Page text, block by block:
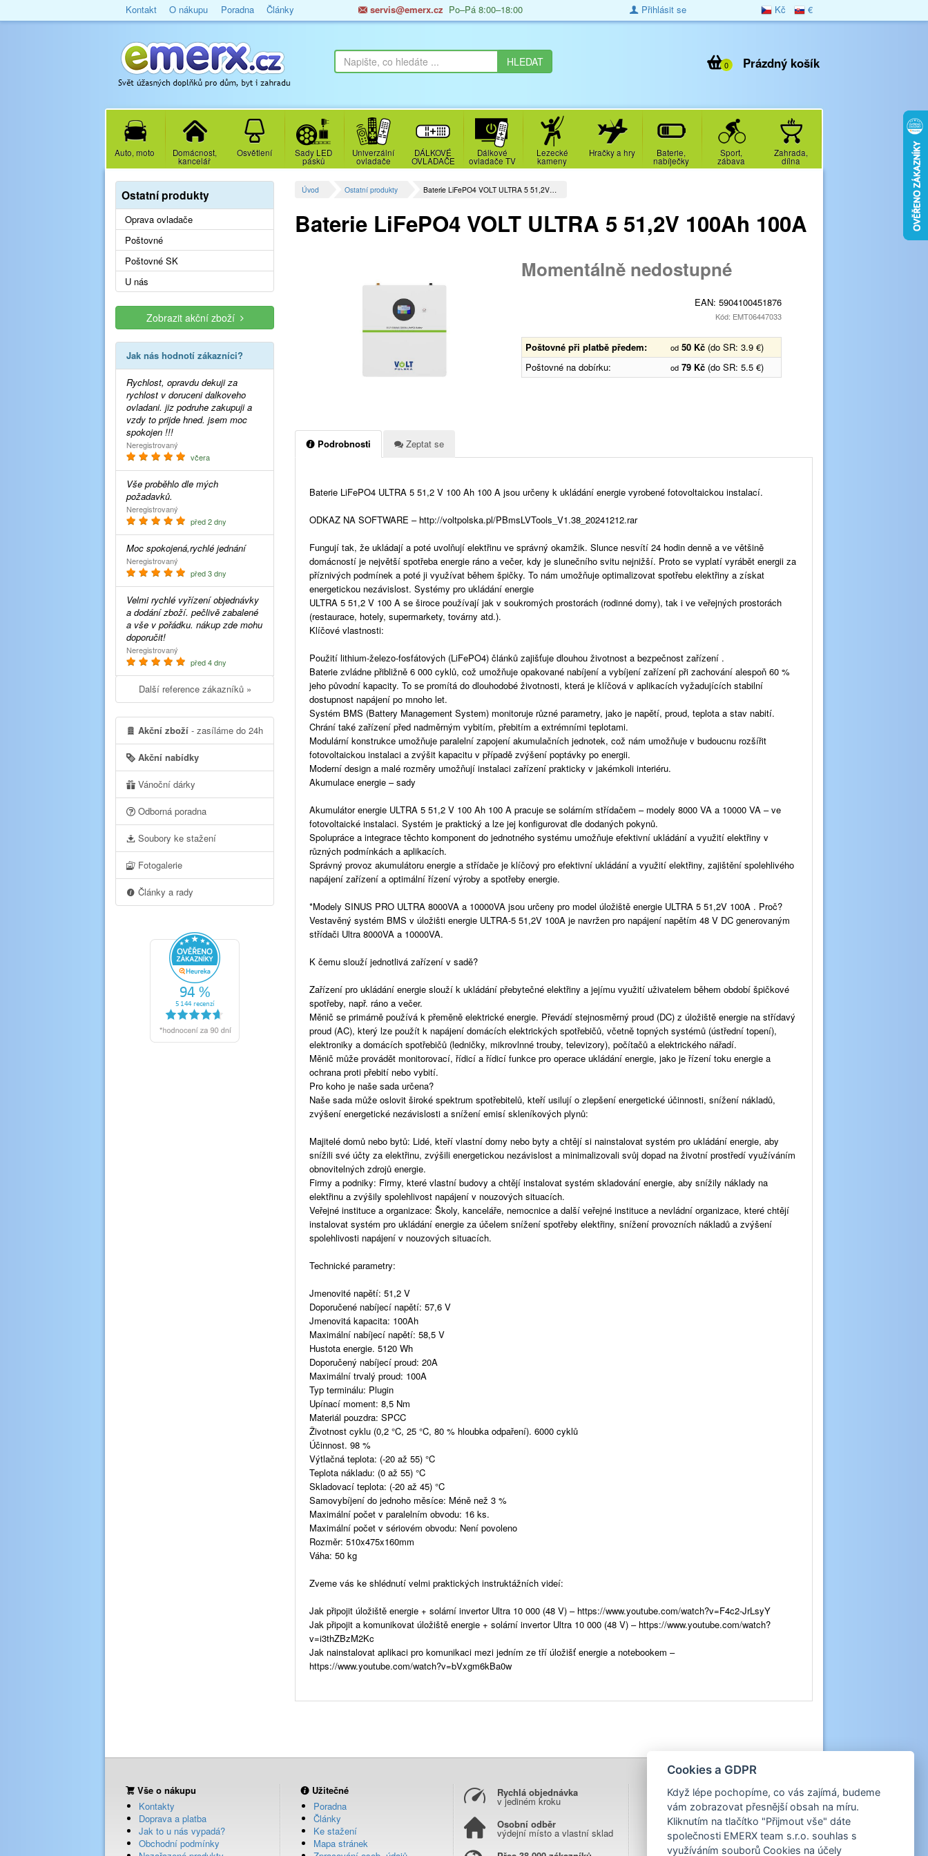
Kontakt O nákupu Poradna Články servis@emerx.cz Po–Pá 8:00–18:00 Kč €
Přihlásit se
Prázdný košík
0
Auto, moto Domácnost,
kancelář
Osvětlení Sady LED
pásků
Univerzální
ovladače
DÁLKOVÉ
OVLADAČE
Dálkové
ovladače TV
Lezecké
kameny
Hračky a hry Baterie,
nabíječky
Sport,
zábava
Zahrada,
dílna
Úvod Ostatní produkty Baterie LiFePO4 VOLT ULTRA 5 51,2V…
Baterie LiFePO4 VOLT ULTRA 5 51,2V 100Ah 100A
Momentálně nedostupné
EAN: 5904100451876
Kód: EMT06447033
Poštovné při platbě předem: od 50 Kč (do SR: 3.9 €)
Poštovné na dobírku:
od 79 Kč (do SR: 5.5 €)
Podrobnosti Zeptat se
Baterie LiFePO4 ULTRA 5 51,2 V 100 Ah 100 A jsou určeny k ukládání energie vyrobené fotovoltaickou instalací.
ODKAZ NA SOFTWARE – http://voltpolska.pl/PBmsLVTools_V1.38_20241212.rar
Fungují tak, že ukládají a poté uvolňují elektřinu ve správný okamžik. Slunce nesvítí 24 hodin denně a ve většině
domácností je největší spotřeba energie ráno a večer, kdy je slunečního svitu nejnižší. Proto se vyplatí vyrábět energii za
příznivých podmínek a poté ji využívat během špičky. To nám umožňuje optimalizovat spotřebu elektřiny a získat
energetickou nezávislost. Systémy pro ukládání energie
ULTRA 5 51,2 V 100 A se široce používají jak v soukromých prostorách (rodinné domy), tak i ve veřejných prostorách
(restaurace, hotely, supermarkety, továrny atd.).
Klíčové vlastnosti:
Použití lithium-železo-fosfátových (LiFePO4) článků zajišťuje dlouhou životnost a bezpečnost zařízení .
Baterie zvládne přibližně 6 000 cyklů, což umožňuje opakované nabíjení a vybíjení zařízení při zachování alespoň 60 %
jeho původní kapacity. To se promítá do dlouhodobé životnosti, která je klíčová v aplikacích vyžadujících stabilní
dostupnost napájení po mnoho let.
Systém BMS (Battery Management System) monitoruje různé parametry, jako je napětí, proud, teplota a stav nabití.
Chrání také zařízení před nadměrným vybitím, přebitím a extrémními teplotami.
Modulární konstrukce umožňuje paralelní zapojení akumulačních jednotek, což nám umožňuje v budoucnu rozšířit
fotovoltaickou instalaci a zvýšit kapacitu v případě zvýšení poptávky po energii.
Moderní design a malé rozměry umožňují instalaci zařízení prakticky v jakémkoli interiéru.
Akumulace energie – sady
Akumulátor energie ULTRA 5 51,2 V 100 Ah 100 A pracuje se solárním střídačem – modely 8000 VA a 10000 VA – ve
fotovoltaické instalaci. Systém je praktický a lze jej konfigurovat dle dodaných pokynů.
Spolupráce a integrace těchto komponent do jednotného systému umožňuje efektivní ukládání a využití elektřiny v
různých podmínkách a aplikacích.
Správný provoz akumulátoru energie a střídače je klíčový pro efektivní ukládání a využití elektřiny, zajištění spolehlivého
napájení zařízení a optimální řízení výroby a spotřeby energie.
*Modely SINUS PRO ULTRA 8000VA a 10000VA jsou určeny pro model úložiště energie ULTRA 5 51,2V 100A . Proč?
Vestavěný systém BMS v úložišti energie ULTRA-5 51,2V 100A je navržen pro napájení napětím 48 V DC generovaným
střídači Ultra 8000VA a 10000VA.
K čemu slouží jednotlivá zařízení v sadě?
Zařízení pro ukládání energie slouží k ukládání přebytečné elektřiny a jejímu využití uživatelem během období špičkové
spotřeby, např. ráno a večer.
Měnič se primárně používá k přeměně elektrické energie. Převádí stejnosměrný proud (DC) z úložiště energie na střídavý
proud (AC), který lze použít k napájení domácích elektrických spotřebičů, včetně topných systémů (ústřední topení),
elektroniky a domácích spotřebičů (ledničky, mikrovlnné trouby, televizory), počítačů a elektrického nářadí.
Měnič může provádět monitorovací, řídicí a řídicí funkce pro operace ukládání energie, jako je řízení toku energie a
ochrana proti přebití nebo vybití.
Pro koho je naše sada určena?
Naše sada může oslovit široké spektrum spotřebitelů, kteří usilují o zlepšení energetické účinnosti, snížení nákladů,
zvýšení energetické nezávislosti a snížení emisí skleníkových plynů:
Majitelé domů nebo bytů: Lidé, kteří vlastní domy nebo byty a chtějí si nainstalovat systém pro ukládání energie, aby
snížili své účty za elektřinu, zvýšili energetickou nezávislost a minimalizovali svůj dopad na životní prostředí využíváním
obnovitelných zdrojů energie.
Firmy a podniky: Firmy, které vlastní budovy a chtějí instalovat systém skladování energie, aby snížily náklady na
elektřinu a zvýšily spolehlivost napájení v nouzových situacích.
Veřejné instituce a organizace: Školy, kanceláře, nemocnice a další veřejné instituce a nevládní organizace, které chtějí
instalovat systém pro ukládání energie za účelem snížení spotřeby elektřiny, snížení provozních nákladů a zvýšení
spolehlivosti napájení v nouzových situacích.
Technické parametry:
Jmenovité napětí: 51,2 V
Doporučené nabíjecí napětí: 57,6 V
Jmenovitá kapacita: 100Ah
Maximální nabíjecí napětí: 58,5 V
Hustota energie. 5120 Wh
Doporučený nabíjecí proud: 20A
Maximální trvalý proud: 100A
Typ terminálu: Plugin
Upínací moment: 8,5 Nm
Materiál pouzdra: SPCC
Životnost cyklu (0,2 °C, 25 °C, 80 % hloubka odpaření). 6000 cyklů
Účinnost. 98 %
Výtlačná teplota: (-20 až 55) °C
Teplota nákladu: (0 až 55) °C
Skladovací teplota: (-20 až 45) °C
Samovybíjení do jednoho měsíce: Méně než 3 %
Maximální počet v paralelním obvodu: 16 ks.
Maximální počet v sériovém obvodu: Není povoleno
Rozměr: 510x475x160mm
Váha: 50 kg
Zveme vás ke shlédnutí velmi praktických instruktážních videí:
Jak připojit úložiště energie + solární invertor Ultra 10 000 (48 V) – https://www.youtube.com/watch?v=F4c2-JrLsyY
Jak připojit a komunikovat úložiště energie + solární invertor Ultra 10 000 (48 V) – https://www.youtube.com/watch?
v=i3thZBzM2Kc
Jak nainstalovat aplikaci pro komunikaci mezi jedním ze tří úložišť energie a notebookem –
https://www.youtube.com/watch?v=bVxgm6kBa0w
Ostatní produkty
Oprava ovladače
Poštovné
Poštovné SK
U nás
Zobrazit akční zboží
Jak nás hodnotí zákazníci?
Rychlost, opravdu dekuji za
rychlost v doruceni dalkoveho
ovladani. jiz podruhe zakupuji a
vzdy to prijde hned. jsem moc
spokojen !!!
Neregistrovaný
včera
Vše proběhlo dle mých
požadavků.
Neregistrovaný
před 2 dny
Moc spokojená,rychlé jednání
Neregistrovaný
před 3 dny
Velmi rychlé vyřízení objednávky
a dodání zboží. pečlivě zabalené
a vše v pořádku. nákup zde mohu
doporučit!
Neregistrovaný
před 4 dny
Další reference zákazníků »
Akční zboží - zasíláme do 24h
Akční nabídky
Vánoční dárky
Odborná poradna
Soubory ke stažení
Fotogalerie
Články a rady
Vše o nákupu
Kontakty
Doprava a platba
Jak to u nás vypadá?
Obchodní podmínky
Užitečné
Poradna
Články
Ke stažení
Mapa stránek
Rychlá objednávka
v jediném kroku
Osobní odběr
výdejní místo a vlastní sklad
Cookies a GDPR
Když lépe pochopíme, co vás zajímá, budeme
vám zobrazovat přesnější obsah na míru.
Kliknutím na tlačítko "Přijmout vše" dáte
společnosti EMERX team s.r.o. souhlas s
využíváním souborů Cookies na účely